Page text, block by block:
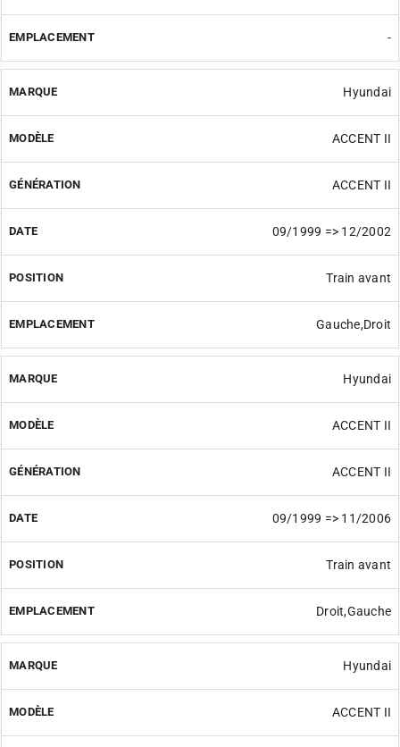
-
Hyundai
ACCENT II
ACCENT II
09/1999 => 12/2002
Train avant
Gauche,Droit
Hyundai
ACCENT II
ACCENT II
09/1999 => 11/2006
Train avant
Droit,Gauche
Hyundai
ACCENT II